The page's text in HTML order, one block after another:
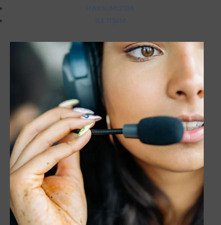
HAKKIMIZDA
İLETIŞIM